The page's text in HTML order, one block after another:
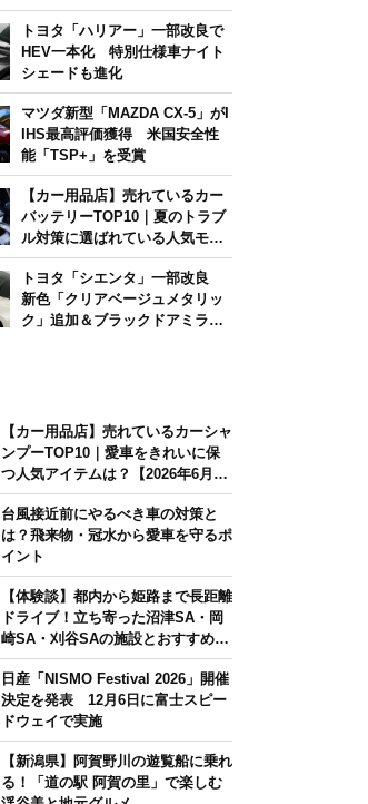
トヨタ「ハリアー」一部改良で
HEV一本化 特別仕様車ナイト
シェードも進化
マツダ新型「MAZDA CX-5」がI
IHS最高評価獲得 米国安全性
能「TSP+」を受賞
【カー用品店】売れているカー
バッテリーTOP10｜夏のトラブ
ル対策に選ばれている人気モデ
ルは？【2026年6月版】
トヨタ「シエンタ」一部改良
新色「クリアベージュメタリッ
ク」追加＆ブラックドアミラー
【カー用品店】売れているカーシャ
ンプーTOP10｜愛車をきれいに保
つ人気アイテムは？【2026年6月
版】
台風接近前にやるべき車の対策と
は？飛来物・冠水から愛車を守るポ
イント
【体験談】都内から姫路まで長距離
ドライブ！立ち寄った沼津SA・岡
崎SA・刈谷SAの施設とおすすめグ
ルメを紹介
日産「NISMO Festival 2026」開催
決定を発表 12月6日に富士スピー
ドウェイで実施
【新潟県】阿賀野川の遊覧船に乗れ
る！「道の駅 阿賀の里」で楽しむ